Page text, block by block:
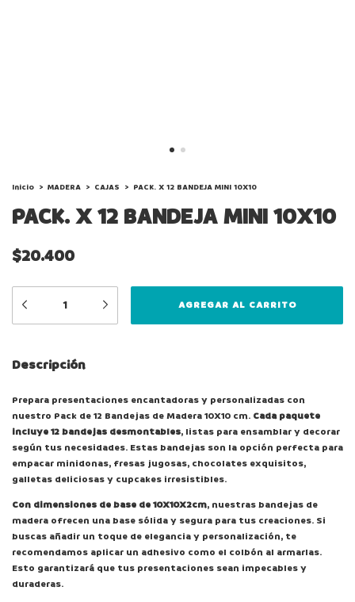
Inicio > MADERA > CAJAS > PACK. X 12 BANDEJA MINI 10X10
PACK. X 12 BANDEJA MINI 10X10
$20.400
Descripción
Prepara presentaciones encantadoras y personalizadas con
nuestro Pack de 12 Bandejas de Madera 10X10 cm. Cada paquete
incluye 12 bandejas desmontables, listas para ensamblar y decorar
según tus necesidades. Estas bandejas son la opción perfecta para
empacar minidonas, fresas jugosas, chocolates exquisitos,
galletas deliciosas y cupcakes irresistibles.
Con dimensiones de base de 10X10X2cm, nuestras bandejas de
madera ofrecen una base sólida y segura para tus creaciones. Si
buscas añadir un toque de elegancia y personalización, te
recomendamos aplicar un adhesivo como el colbón al armarlas.
Esto garantizará que tus presentaciones sean impecables y
duraderas.